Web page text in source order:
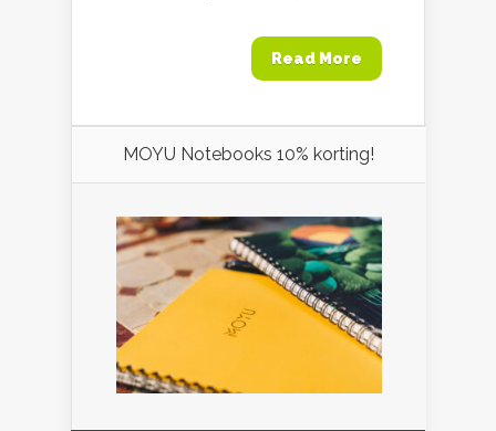
Read More
MOYU Notebooks 10% korting!